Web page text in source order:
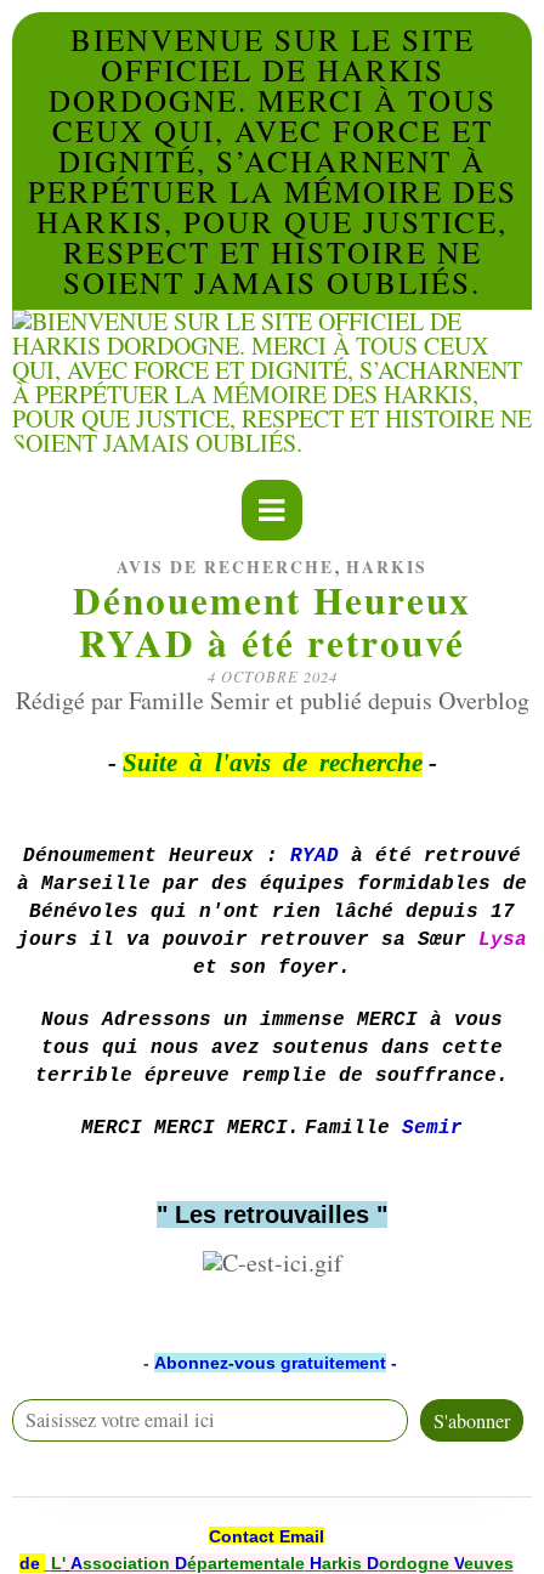
BIENVENUE SUR LE SITE
OFFICIEL DE HARKIS
DORDOGNE. MERCI À TOUS
CEUX QUI, AVEC FORCE ET
DIGNITÉ, S’ACHARNENT À
PERPÉTUER LA MÉMOIRE DES
HARKIS, POUR QUE JUSTICE,
RESPECT ET HISTOIRE NE
SOIENT JAMAIS OUBLIÉS.
AVIS DE RECHERCHE, HARKIS
Dénouement Heureux
RYAD à été retrouvé
4 OCTOBRE 2024
Rédigé par Famille Semir et publié depuis Overblog
- Suite à l'avis de recherche-
Dénoumement Heureux : RYAD à été retrouvé
à Marseille par des équipes formidables de
Bénévoles qui n'ont rien lâché depuis 17
jours il va pouvoir retrouver sa Sœur Lysa
et son foyer.
Nous Adressons un immense MERCI à vous
tous qui nous avez soutenus dans cette
terrible épreuve remplie de souffrance.
MERCI MERCI MERCI. Famille Semir
" Les retrouvailles "
- Abonnez-vous gratuitement -
Contact Email
de
L' Association DépartementaleHarkis DordogneVeuves